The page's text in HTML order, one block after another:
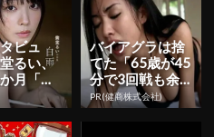
ビュ
るい、
月「も
っていた
を目標
ア...
バイアグラは捨
てた「65歳が45
分で3回戦も余
裕」980円で朝
まで絶好調！
PR(健商株式会社)